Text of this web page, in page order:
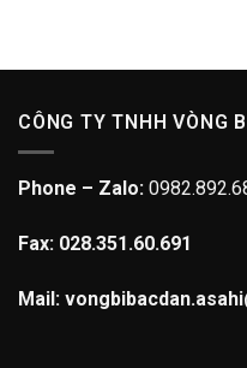
CÔNG TY TNHH VÒNG
Phone – Zalo:
Fax: 028.351.60.691
Mail: